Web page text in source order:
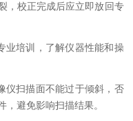
，校正完成后应立即放回专
培训，了解仪器性能和操
扫描面不能过于倾斜，否
避免影响扫描结果。